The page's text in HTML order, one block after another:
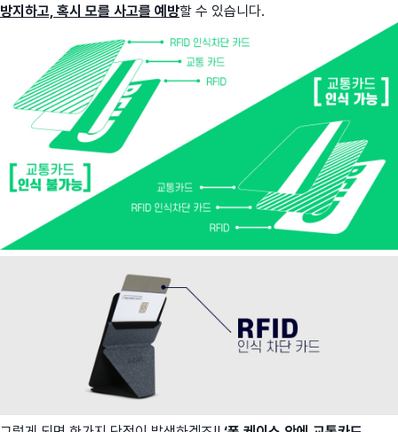
방지하고, 혹시 모를 사고를 예방할 수 있습니다.